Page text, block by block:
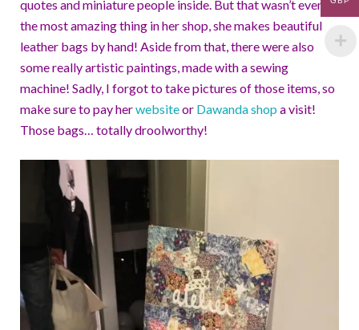
quotes and miniature people inside. But that wasn’t even
the most amazing thing in her shop, she makes beautiful
leather bags by hand! Aside from that, there were also
some really artistic paintings, made with a sewing
machine! Sadly, I forgot to take pictures of those items, so
make sure to pay herwebsiteor Dawanda shop a visit!
Those bags… totally droolworthy!